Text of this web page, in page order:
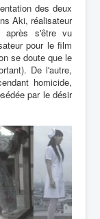
des deux
Aki, réalisateur
après s'être vu
pour le film
se doute que le
De l'autre,
homicide,
par le désir